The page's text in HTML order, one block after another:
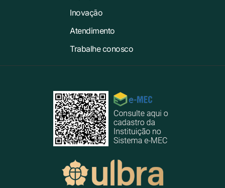
Inovação
Atendimento
Trabalhe conosco